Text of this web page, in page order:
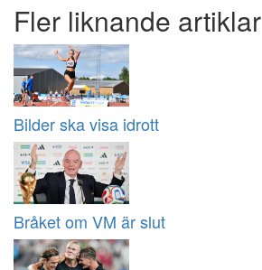
Fler liknande artiklar
Bilder ska visa idrott
Bråket om VM är slut